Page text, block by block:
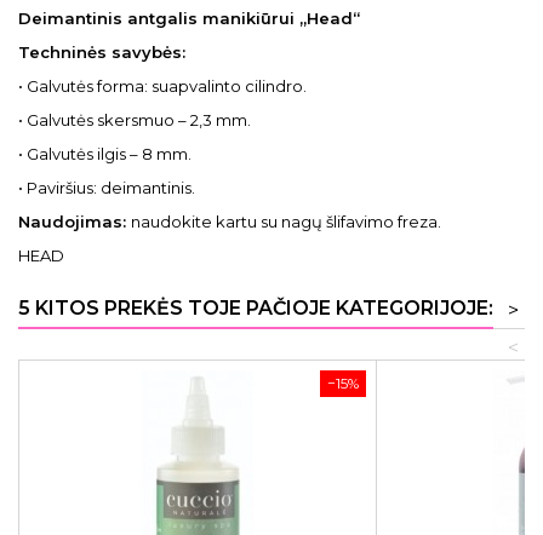
Deimantinis antgalis manikiūrui „Head“
Techninės savybės:
• Galvutės forma: suapvalinto cilindro.
• Galvutės skersmuo – 2,3 mm.
• Galvutės ilgis – 8 mm.
• Paviršius: deimantinis.
Naudojimas: naudokite kartu su nagų šlifavimo freza.
HEAD
5 KITOS PREKĖS TOJE PAČIOJE KATEGORIJOJE:
>
<
−15%